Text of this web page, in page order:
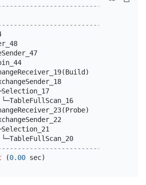
└─Selection_17
└─TableFullScan_16
└─Selection_21
└─TableFullScan_20
(0.00